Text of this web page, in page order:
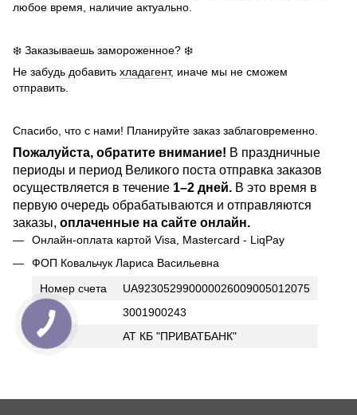
любое время, наличие актуально.
❄️ Заказываешь замороженное? ❄️
Не забудь добавить хладагент, иначе мы не сможем
отправить.
Спасибо, что с нами! Планируйте заказ заблаговременно.
Пожалуйста, обратите внимание! В праздничные
периоды и период Великого поста отправка заказов
осуществляется в течение 1–2 дней. В это время в
первую очередь обрабатываются и отправляются
заказы, оплаченные на сайте онлайн.
Онлайн-оплата картой Visa, Mastercard - LiqPay
ФОП Ковальчук Лариса Васильевна
Номер счета
UA923052990000026009005012075
ИНН
3001900243
Банк
АТ КБ "ПРИВАТБАНК"